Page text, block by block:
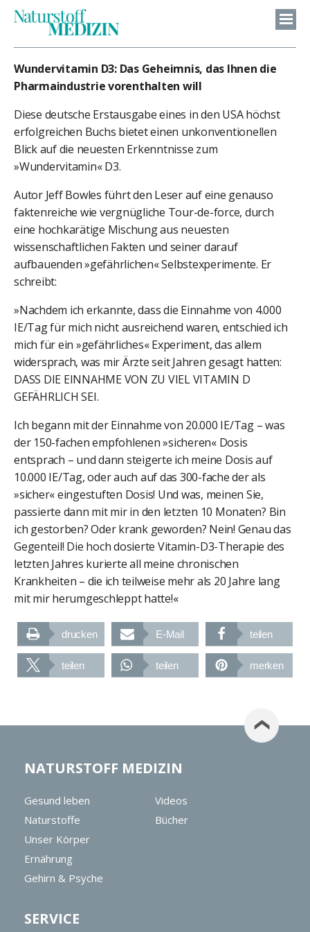
Wundervitamin D3: Das Geheimnis, das Ihnen die
Pharmaindustrie vorenthalten will
Diese deutsche Erstausgabe eines in den USA höchst
erfolgreichen Buchs bietet einen unkonventionellen
Blick auf die neuesten Erkenntnisse zum
»Wundervitamin« D3.
Autor Jeff Bowles führt den Leser auf eine genauso
faktenreiche wie vergnügliche Tour-de-force, durch
eine hochkarätige Mischung aus neuesten
wissenschaftlichen Fakten und seiner darauf
aufbauenden »gefährlichen« Selbstexperimente. Er
schreibt:
»Nachdem ich erkannte, dass die Einnahme von 4.000
IE/Tag für mich nicht ausreichend waren, entschied ich
mich für ein »gefährliches« Experiment, das allem
widersprach, was mir Ärzte seit Jahren gesagt hatten:
DASS DIE EINNAHME VON ZU VIEL VITAMIN D
GEFÄHRLICH SEI.
Ich begann mit der Einnahme von 20.000 IE/Tag – was
der 150-fachen empfohlenen »sicheren« Dosis
entsprach – und dann steigerte­ ich meine Dosis auf
10.000 IE/Tag, oder auch auf das 300-fache der als
»sicher« eingestuften Dosis! Und was, meinen Sie,
passierte dann mit mir in den letzten 10 Monaten? Bin
ich gestorben? Oder krank geworden? Nein! Genau das
Gegenteil! Die hoch dosierte Vitamin-D3-Therapie des
letzten Jahres kurierte all meine chronischen
Krankheiten – die ich teilweise mehr als 20 Jahre lang
mit mir herumgeschleppt hatte!«
drucken E-Mail teilen
teilen teilen merken
NATURSTOFF MEDIZIN
Gesund leben
Naturstoffe
Unser Körper
Ernährung
Gehirn & Psyche
Videos
Bücher
SERVICE